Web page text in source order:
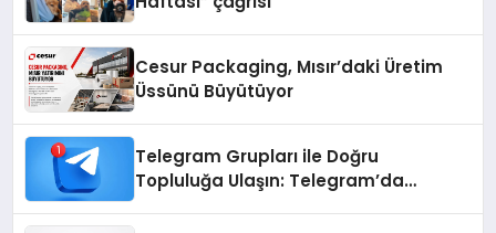
Cesur Packaging, Mısır’daki Üretim
Üssünü Büyütüyor
Telegram Grupları ile Doğru
Topluluğa Ulaşın: Telegram’da